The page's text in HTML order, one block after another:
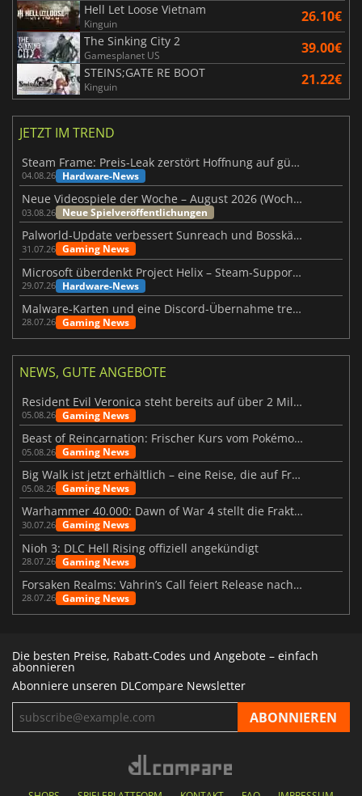
Hell Let Loose Vietnam
Kinguin 26.10€
The Sinking City 2
Gamesplanet US 39.00€
STEINS;GATE RE BOOT
Kinguin 21.22€
JETZT IM TREND
Steam Frame: Preis-Leak zerstört Hoffnung auf günstiges VR-Headset
04.08.26 Hardware-News
Neue Videospiele der Woche – August 2026 (Woche 32)
03.08.26 Neue Spielveröffentlichungen
Palworld-Update verbessert Sunreach und Bosskämpfe deutlich
31.07.26 Gaming News
Microsoft überdenkt Project Helix – Steam-Support gefährdet
29.07.26 Hardware-News
Malware-Karten und eine Discord-Übernahme treffen Meccha Chameleon
28.07.26 Gaming News
NEWS, GUTE ANGEBOTE
Resident Evil Veronica steht bereits auf über 2 Millionen Wunschlisten
05.08.26 Gaming News
Beast of Reincarnation: Frischer Kurs vom Pokémon-Studio
05.08.26 Gaming News
Big Walk ist jetzt erhältlich – eine Reise, die auf Freundschaft basiert
05.08.26 Gaming News
Warhammer 40.000: Dawn of War 4 stellt die Fraktion der Necrons vor
30.07.26 Gaming News
Nioh 3: DLC Hell Rising offiziell angekündigt
28.07.26 Gaming News
Forsaken Realms: Vahrin’s Call feiert Release nach 10 Jahren
28.07.26 Gaming News
Die besten Preise, Rabatt-Codes und Angebote – einfach
abonnieren
Abonniere unseren DLCompare Newsletter